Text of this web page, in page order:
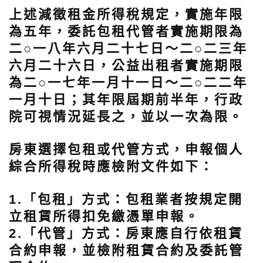
上述減徵租金所得稅規定，實施年限
為五年，委託包租代管者實施期限為
二○一八年六月二十七日～二○二三年
六月二十六日，公益出租者實施期限
為二○一七年一月十一日～二○二二年
一月十日；其年限屆期前半年，行政
院可視情況延長之，並以一次為限。
房東選擇包租或代管方式，申報個人
綜合所得稅時應檢附文件如下：
1.「包租」方式：包租業者按規定開
立租賃所得扣免繳憑單申報。
2.「代管」方式：房東應自行依租賃
合約申報，並檢附租賃合約及委託管